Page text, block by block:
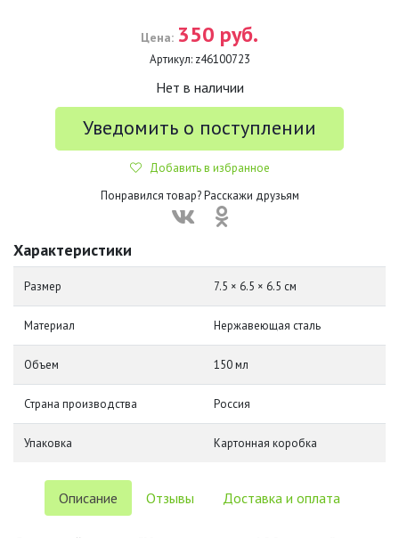
Цена: 350 руб.
Артикул: z46100723
Нет в наличии
Уведомить о поступлении
Добавить в избранное
Понравился товар? Расскажи друзьям
Характеристики
Размер 7.5 × 6.5 × 6.5 см
Материал Нержавеющая сталь
Объем 150 мл
Страна производства Россия
Упаковка Картонная коробка
Описание Отзывы Доставка и оплата